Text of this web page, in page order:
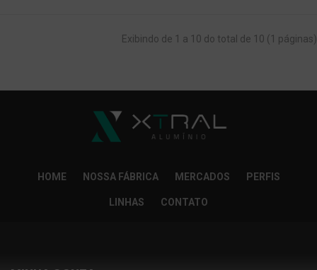
Exibindo de 1 a 10 do total de 10 (1 páginas)
HOME NOSSA FÁBRICA MERCADOS PERFIS
LINHAS CONTATO